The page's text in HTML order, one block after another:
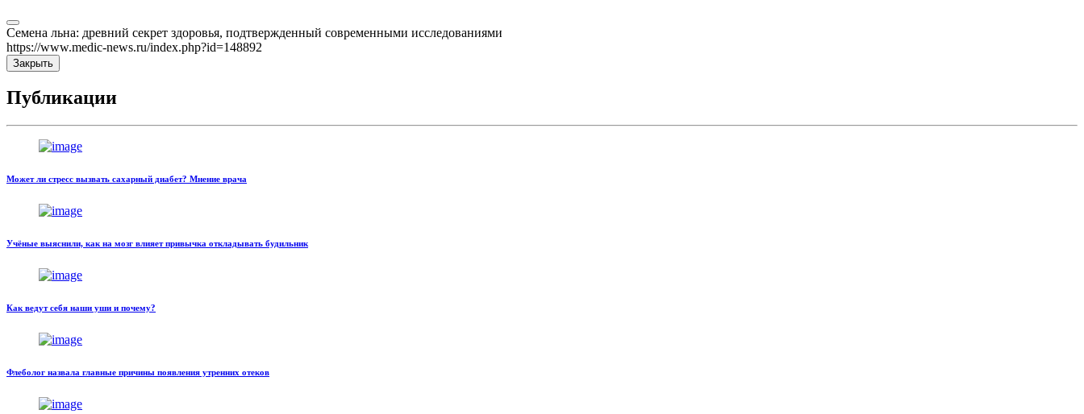
Семена льна: древний секрет здоровья, подтвержденный современными исследованиями
https://www.medic-news.ru/index.php?id=148892
Закрыть
Публикации
Может ли стресс вызвать сахарный диабет? Мнение врача
Учёные выяснили, как на мозг влияет привычка откладывать будильник
Как ведут себя наши уши и почему?
Флеболог назвала главные причины появления утренних отеков